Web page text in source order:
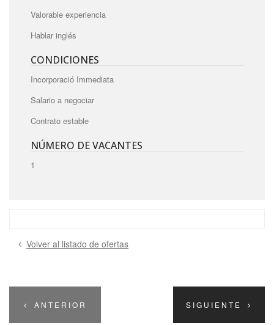
Valorable experiencia
Hablar inglés
CONDICIONES
Incorporació Immediata
Salario a negociar
Contrato estable
NÚMERO DE VACANTES
1
Volver al listado de ofertas
ANTERIOR SIGUIENTE